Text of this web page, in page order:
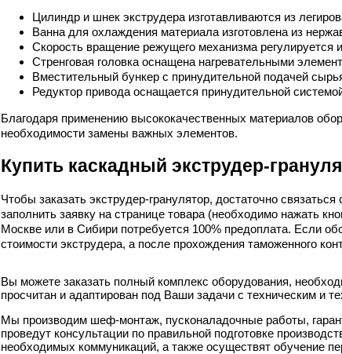
Цилиндр и шнек экструдера изготавливаются из
Ванна для охлаждения материала изготовлена из
Скорость вращение режущего механизма регулируется
Стренговая головка оснащена нагревательными
Вместительный бункер с принудительной подачей
Редуктор привода оснащается принудительной
Благодаря применению высококачественных материалов
необходимости замены важных элементов.
Купить каскадный экструдер-
Чтобы заказать экструдер-гранулятор, достаточно
заполнить заявку на странице товара (необходимо нажать
Москве или в Сибири потребуется 100% предоплата. Если
стоимости экструдера, а после прохождения таможенного
Вы можете заказать полный комплекс оборудования,
просчитан и адаптирован под Ваши задачи с техническим и
Мы производим шеф-монтаж, пусконаладочные работы,
проведут консультации по правильной подготовке
необходимых коммуникаций, а также осуществят обучение